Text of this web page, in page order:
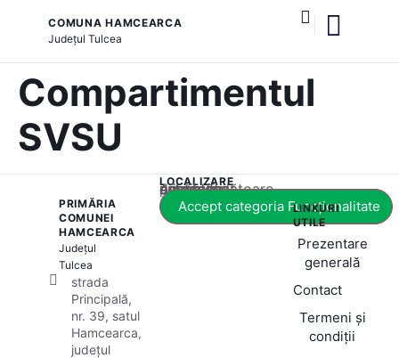
COMUNA HAMCEARCA
JudețulTulcea
Compartimentul
SVSU
PRIMĂRIA
COMUNEI
HAMCEARCA
Județul
Tulcea
strada
Principală,
nr. 39, satul
Hamcearca,
județul
LOCALIZARE
Acest conținut este blocat până când acceptați categoria corespunzătoare de cookie-uri.
Accept categoria Funcționalitate
LINKURI
UTILE
Prezentare
generală
Contact
Termeni și
condiții